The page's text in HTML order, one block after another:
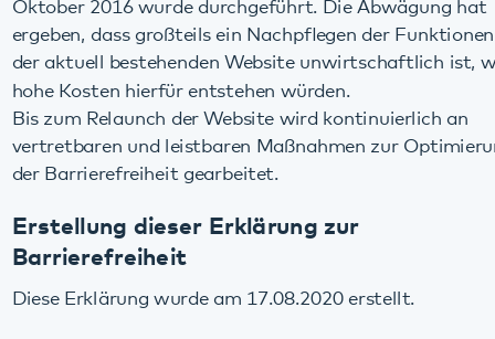
Diese Erklärung wurde am 17.08.2020 erstellt.
Diese Erklärung wurde auf Basis einer tatsächlichen
Bewertung der Vereinbarkeit der Website mit den
Anforderungen der Richtlinie (EU) 2016/2102 in Form einer
von der öffentlichen Stelle durchgeführten
Selbstbewertung erstellt.
Feedback und Kontaktangaben
Möglichkeit, online einen Antrag auf Prüfung der